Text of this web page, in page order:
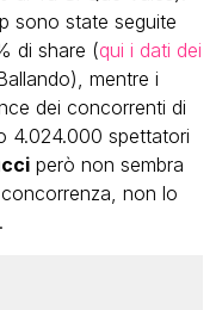
sono state seguite
di share (qui i dati dei
mentre i
dei concorrenti di
4.024.000 spettatori
però non sembra
non lo